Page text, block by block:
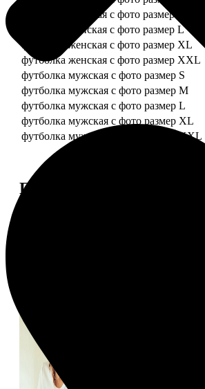
футболка женская с фото размер M
футболка женская с фото размер L
футболка женская с фото размер XL
футболка женская с фото размер XXL
футболка мужская с фото размер S
футболка мужская с фото размер M
футболка мужская с фото размер L
футболка мужская с фото размер XL
футболка мужская с фото размер XXL
Примеры работ